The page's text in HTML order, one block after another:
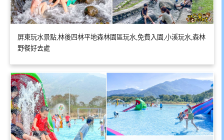
屏東玩水景點,林後四林平地森林園區玩水,免費入園,小溪玩水,森林
野餐好去處